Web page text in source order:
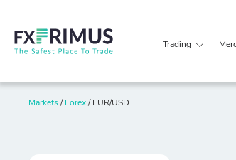
Trading
Markets / Forex / EUR/USD